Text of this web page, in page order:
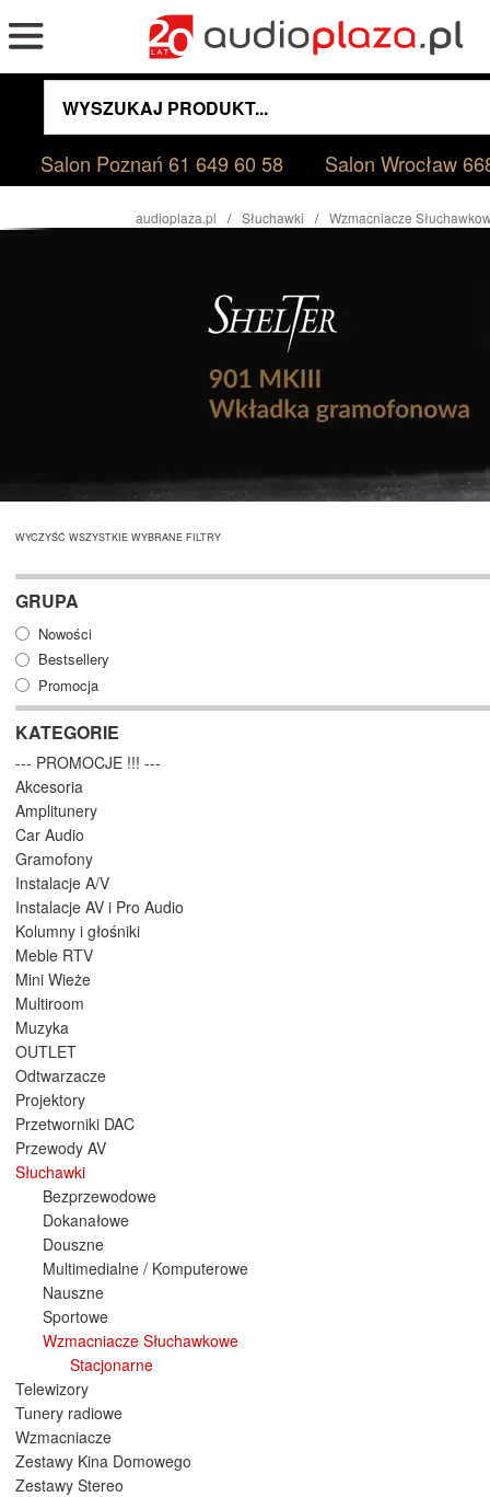
Salon Poznań61 649 60 58 Salon Wrocław
audioplaza.pl Słuchawki Wzmacniacze
WYCZYŚĆ WSZYSTKIE WYBRANE FILTRY
GRUPA
Nowości
Bestsellery
Promocja
KATEGORIE
--- PROMOCJE !!! ---
Akcesoria
Amplitunery
Car Audio
Gramofony
Instalacje A/V
Instalacje AV i Pro Audio
Kolumny i głośniki
Meble RTV
Mini Wieże
Multiroom
Muzyka
OUTLET
Odtwarzacze
Projektory
Przetworniki DAC
Przewody AV
Słuchawki
Bezprzewodowe
Dokanałowe
Douszne
Multimedialne / Komputerowe
Nauszne
Sportowe
Wzmacniacze Słuchawkowe
Stacjonarne
Telewizory
Tunery radiowe
Wzmacniacze
Zestawy Kina Domowego
Zestawy Stereo